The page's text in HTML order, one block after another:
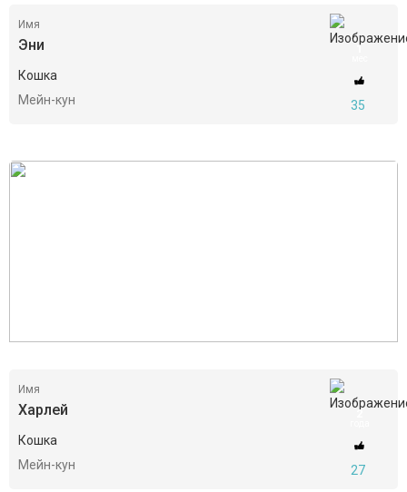
Имя
Эни
Кошка
Мейн-кун
1
35
Имя
Харлей
Кошка
Мейн-кун
2
27